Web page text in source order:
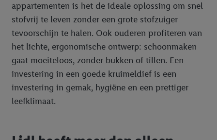
appartementen is het de ideale oplossing om snel
stofvrij te leven zonder een grote stofzuiger
tevoorschijn te halen. Ook ouderen profiteren van
het lichte, ergonomische ontwerp: schoonmaken
gaat moeiteloos, zonder bukken of tillen. Een
investering in een goede kruimeldief is een
investering in gemak, hygiëne en een prettiger
leefklimaat.